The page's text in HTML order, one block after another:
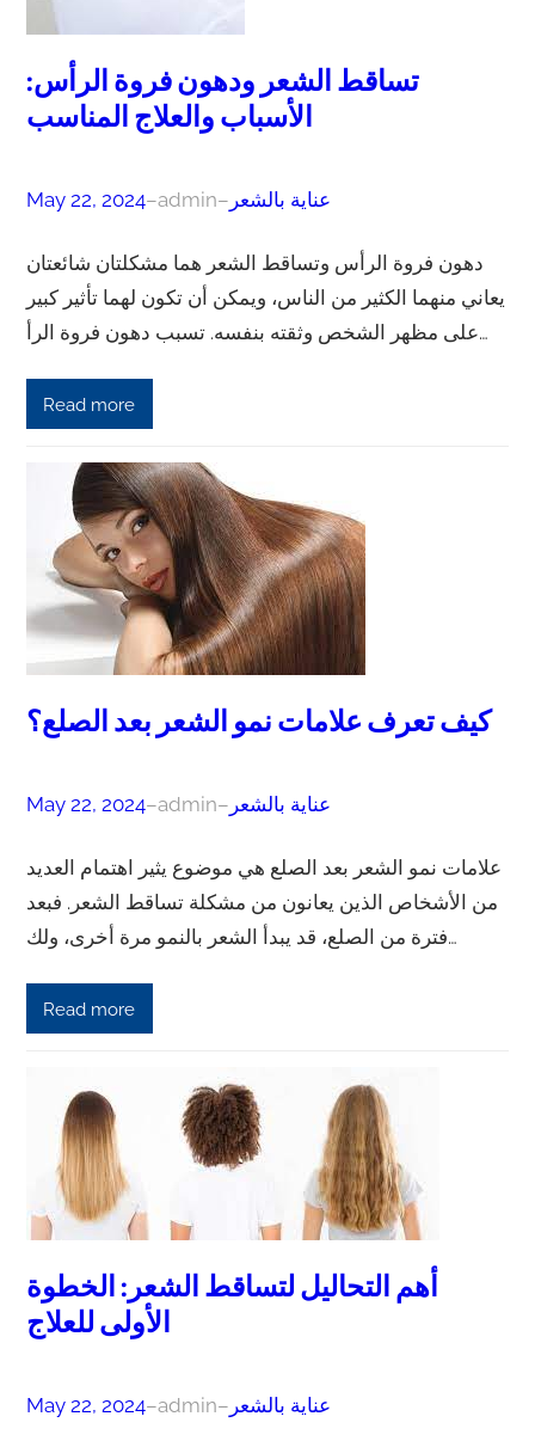
تساقط الشعر ودهون فروة الرأس:
الأسباب والعلاج المناسب
May 22, 2024–admin– عناية بالشعر
دهون فروة الرأس وتساقط الشعر هما مشكلتان شائعتان
يعاني منهما الكثير من الناس، ويمكن أن تكون لهما تأثير كبير
على مظهر الشخص وثقته بنفسه. تسبب دهون فروة الرأ…
Read more
كيف تعرف علامات نمو الشعر بعد الصلع؟
May 22, 2024–admin– عناية بالشعر
علامات نمو الشعر بعد الصلع هي موضوع يثير اهتمام العديد
من الأشخاص الذين يعانون من مشكلة تساقط الشعر. فبعد
فترة من الصلع، قد يبدأ الشعر بالنمو مرة أخرى، ولك…
Read more
أهم التحاليل لتساقط الشعر: الخطوة
الأولى للعلاج
May 22, 2024–admin– عناية بالشعر